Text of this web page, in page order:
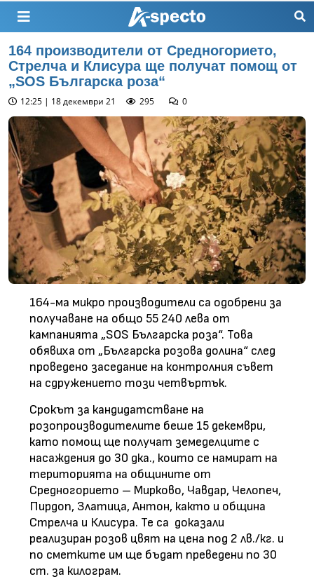
164 производители от Средногорието,
Стрелча и Клисура ще получат помощ от
„SOS Българска роза“
12:25 | 18 декември 21 295 0
164-ма микро производители са одобрени за
получаване на общо 55 240 лева от
кампанията „SOS Българска роза“. Това
обявиха от „Българска розова долина“ след
проведено заседание на контролния съвет
на сдружението този четвъртък.
Срокът за кандидатстване на
розопроизводителите беше 15 декември,
като помощ ще получат земеделците с
насаждения до 30 дка., които се намират на
територията на общините от
Средногорието – Мирково, Чавдар, Челопеч,
Пирдоп, Златица, Антон, както и община
Стрелча и Клисура. Те са доказали
реализиран розов цвят на цена под 2 лв./кг. и
по сметките им ще бъдат преведени по 30
ст. за килограм.